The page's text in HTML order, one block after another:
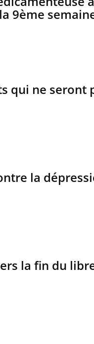
9ème
qui ne seront
la
la fin du
c'est une période de